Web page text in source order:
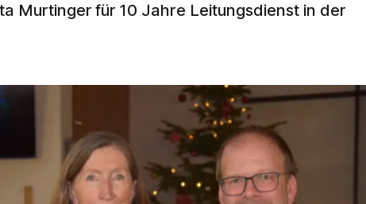
Murtinger für 10 Jahre Leitungsdienst in der